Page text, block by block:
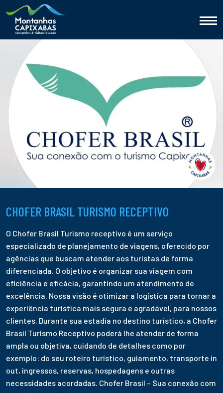
CHOFER BRASIL TURISMO RECEPTIVO
O Chofer Brasil Turismo receptivo é um serviço
especializado de planejamento de viagens, oferecido por
agências que buscam atender aos turistas de forma
diferenciada. O objetivo é organizar sua viagem com
eficiência e eficácia, garantindo um atendimento de
excelência. Nossa visão é otimizar a logística para tornar a
experiência turística mais segura e agradável, para nossos
clientes. Durante sua estadia no destino turístico, a Chofer
Brasil Turismo Receptivo poderá lhe atender de forma
ampla ou objetiva, cuidando de detalhes como por
exemplo: do seu roteiro turístico, guiamento, transporte in
out, ingressos, reservas, hospedagens e outras
necessidades acordadas. Chofer Brasil – Sua conexão com